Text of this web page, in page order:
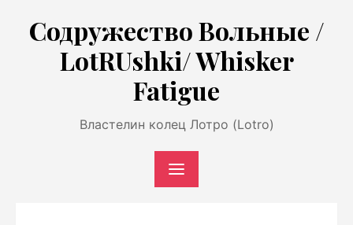
содержимому
Содружество Вольные /
LotRUshki/ Whisker
Fatigue
Властелин колец Лотро (Lotro)